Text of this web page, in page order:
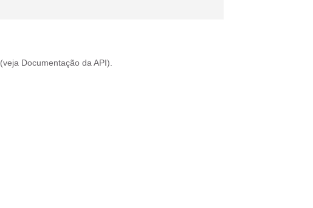
(veja Documentação da API ).